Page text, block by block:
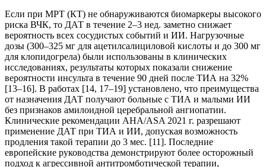
Если при МРТ (КТ) не обнаруживаются биомаркеры высокого
риска ВЧК, то ДАТ в течение 2–3 нед. заметно снижает
вероятность всех сосудистых событий и ИИ. Нагрузочные
дозы (300–325 мг для ацетилсалициловой кислоты и до 300 мг
для клопидогрела) были использованы в клинических
исследованиях, результаты которых показали снижение
вероятности инсульта в течение 90 дней после ТИА на 32%
[13–16]. В работах [14, 17–19] установлено, что преимущества
от назначения ДАТ получают больные с ТИА и малыми ИИ
без признаков амилоидной церебральной ангиопатии.
Клинические рекомендации AHA/ASA 2021 г. разрешают
применение ДАТ при ТИА и ИИ, допуская возможность
продления такой терапии до 3 мес. [11]. Последние
европейские руководства демонстрируют более осторожный
подход к агрессивной антитромботической терапии,